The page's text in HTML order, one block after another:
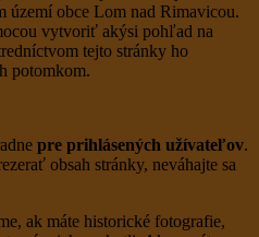
území obce Lom nad Rimavicou.
vytvoriť akýsi pohľad na
tejto stránky ho
potomkom.
pre prihlásených užívateľov.
obsah stránky, neváhajte sa
ak máte historické fotografie,